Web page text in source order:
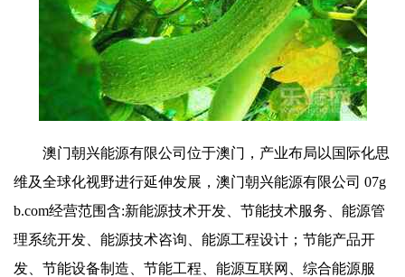
澳门朝兴能源有限公司位于澳门，产业布局以国际化思
维及全球化视野进行延伸发展，澳门朝兴能源有限公司 07g
b.com经营范围含:新能源技术开发、节能技术服务、能源管
理系统开发、能源技术咨询、能源工程设计；节能产品开
发、节能设备制造、节能工程、能源互联网、综合能源服